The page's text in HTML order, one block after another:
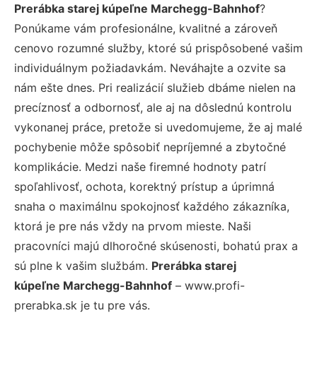
Prerábka starej kúpeľne Marchegg-Bahnhof?
Ponúkame vám profesionálne, kvalitné a zároveň
cenovo rozumné služby, ktoré sú prispôsobené vašim
individuálnym požiadavkám. Neváhajte a ozvite sa
nám ešte dnes. Pri realizácií služieb dbáme nielen na
precíznosť a odbornosť, ale aj na dôslednú kontrolu
vykonanej práce, pretože si uvedomujeme, že aj malé
pochybenie môže spôsobiť nepríjemné a zbytočné
komplikácie. Medzi naše firemné hodnoty patrí
spoľahlivosť, ochota, korektný prístup a úprimná
snaha o maximálnu spokojnosť každého zákazníka,
ktorá je pre nás vždy na prvom mieste. Naši
pracovníci majú dlhoročné skúsenosti, bohatú prax a
sú plne k vašim službám. Prerábka starej
kúpeľne Marchegg-Bahnhof – www.profi-
prerabka.sk je tu pre vás.